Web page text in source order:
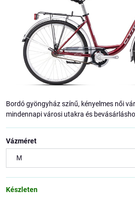
Bordó gyöngyház színű, kényelmes női
mindennapi városi utakra és
Vázméret
Készleten